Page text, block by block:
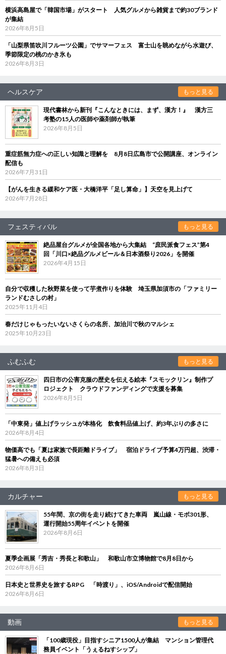
横浜高島屋で「韓国市場」がスタート 人気グルメから雑貨まで約30ブランド
が集結
2026年8月5日
「山梨県笛吹川フルーツ公園」でサマーフェス 富士山を眺めながら水遊び、
季節限定の桃のかき氷も
2026年8月3日
ヘルスケア もっと見る
現代書林から新刊『こんなときには、まず、漢方！』 漢方三
考塾の15人の医師や薬剤師が執筆
2026年8月5日
重症筋無力症への正しい知識と理解を 8月8日広島市で公開講座、オンライン
配信も
2026年7月31日
【がんを生きる緩和ケア医・大橋洋平「足し算命」】天空を見上げて
2026年7月28日
フェスティバル もっと見る
絶品屋台グルメが全国各地から大集結 “庶民派食フェス”第4
回「川口×絶品グルメビール＆日本酒祭り2026」を開催
2026年4月15日
自分で収穫した秋野菜を使って芋煮作りを体験 埼玉県加須市の「ファミリー
ランドむさしの村」
2025年11月4日
春だけじゃもったいないさくらの名所、加治川で秋のマルシェ
2025年10月23日
ふむふむ もっと見る
四日市の公害克服の歴史を伝える絵本『スモックリン』制作プ
ロジェクト クラウドファンディングで支援を募集
2026年8月5日
「中東発」値上げラッシュが本格化 飲食料品値上げ、約3年ぶりの多さに
2026年8月4日
物価高でも「夏は家族で長距離ドライブ」 宿泊ドライブ予算4万円超、渋滞・
猛暑への備えも必須
2026年8月3日
カルチャー もっと見る
55年間、京の街を走り続けてきた車両 嵐山線・モボ301形、
運行開始55周年イベントを開催
2026年8月6日
夏季企画展「秀吉・秀長と和歌山」 和歌山市立博物館で8月8日から
2026年8月6日
日本史と世界史を旅するRPG 「時渡り」、iOS/Androidで配信開始
2026年8月6日
動画 もっと見る
「100歳現役」目指すシニア1500人が集結 マンション管理代
務員イベント「うぇるねすシップ」